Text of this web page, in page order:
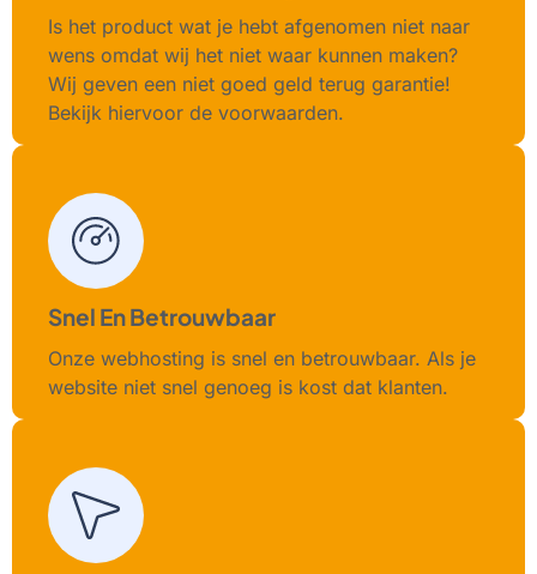
Is het product wat je hebt afgenomen niet naar
wens omdat wij het niet waar kunnen maken?
Wij geven een niet goed geld terug garantie!
Bekijk hiervoor de voorwaarden.
Snel En Betrouwbaar
Onze webhosting is snel en betrouwbaar. Als je
website niet snel genoeg is kost dat klanten.